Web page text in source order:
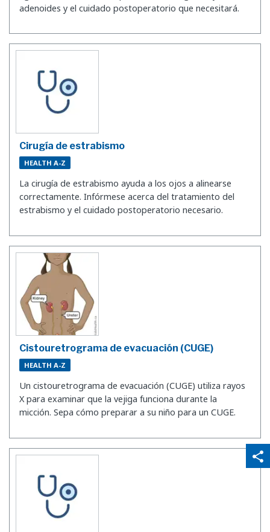
share
qr_code_scanner
content_copy
adenoides y el cuidado postoperatorio que necesitará.
Cirugía de estrabismo
HEALTH A-Z
La cirugía de estrabismo ayuda a los ojos a alinearse
correctamente. Infórmese acerca del tratamiento del
estrabismo y el cuidado postoperatorio necesario.
Cistouretrograma de evacuación (CUGE)
HEALTH A-Z
Un cistouretrograma de evacuación (CUGE) utiliza rayos
X para examinar que la vejiga funciona durante la
micción. Sepa cómo preparar a su niño para un CUGE.